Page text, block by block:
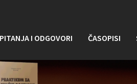
PITANJA I ODGOVORI ČASOPISI